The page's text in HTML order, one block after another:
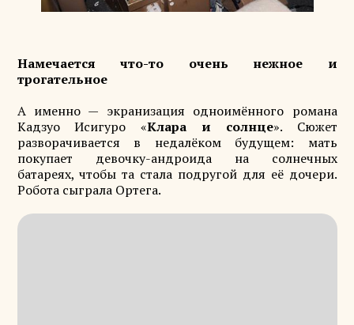
Намечается что-то очень нежное и
трогательное
А именно — экранизация одноимённого романа
Кадзуо Исигуро «Клара и солнце». Сюжет
разворачивается в недалёком будущем: мать
покупает девочку-андроида на солнечных
батареях, чтобы та стала подругой для её дочери.
Робота сыграла Ортега.